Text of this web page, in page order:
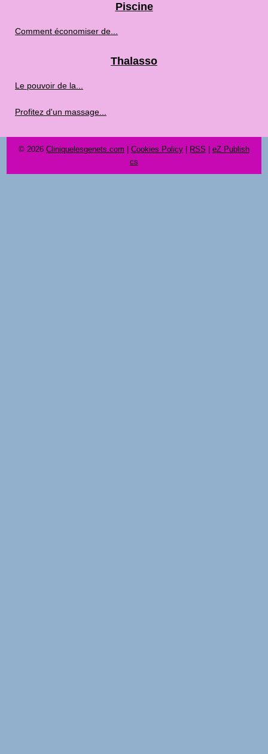
Piscine
Comment économiser de...
Thalasso
Le pouvoir de la...
Profitez d'un massage...
© 2026 Cliniquelesgenets.com Cookies Policy RSS
eZ Publish
cs